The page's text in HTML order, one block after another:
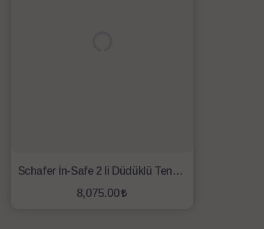
Schafer İn-Safe 2 li Düdüklü Tencere Seti 4 Parça-Siyah
8,075.00